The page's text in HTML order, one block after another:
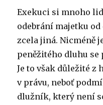
Exekuci si mnoho
odebrání majetku
zcela jiná. Nicméně
peněžitého dluhu se
Je to však důležité z
v právu, neboť
dlužník, který není